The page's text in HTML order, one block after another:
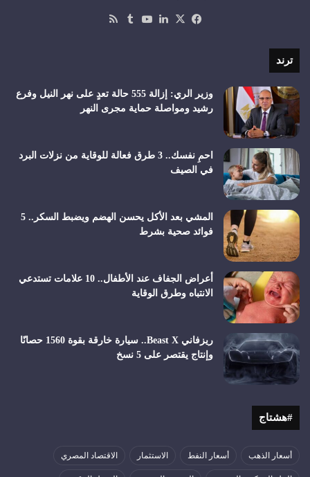
فيسبوك
‫X لينكدإن‫YouTube
ترند
وزير الري: إزالة 555 حالة تعدٍ على نهر النيل وفرع
رشيد ومواصلة حماية مجرى النهر
احمِ نفسك.. 3 طرق فعالة للوقاية من نزلات البرد
في الصيف
المشي بعد الأكل يحسن الهضم ويضبط السكر.. 5
فوائد صحية بشرط
أعراض الجفاف عند الأطفال.. 10 علامات تستدعي
الانتباه وطرق الوقاية
ريزفاني Beast X.. سيارة خارقة بقوة 1560 حصانًا
وإنتاج يقتصر على 5 نسخ
#هشتاج
أسعار الذهب أسعار النفط الاستثمار الاقتصاد المصري